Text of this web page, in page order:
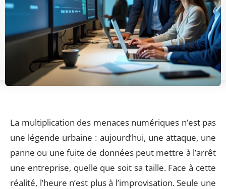
La multiplication des menaces numériques n’est pas
une légende urbaine : aujourd’hui, une attaque, une
panne ou une fuite de données peut mettre à l’arrêt
une entreprise, quelle que soit sa taille. Face à cette
réalité, l’heure n’est plus à l’improvisation. Seule une